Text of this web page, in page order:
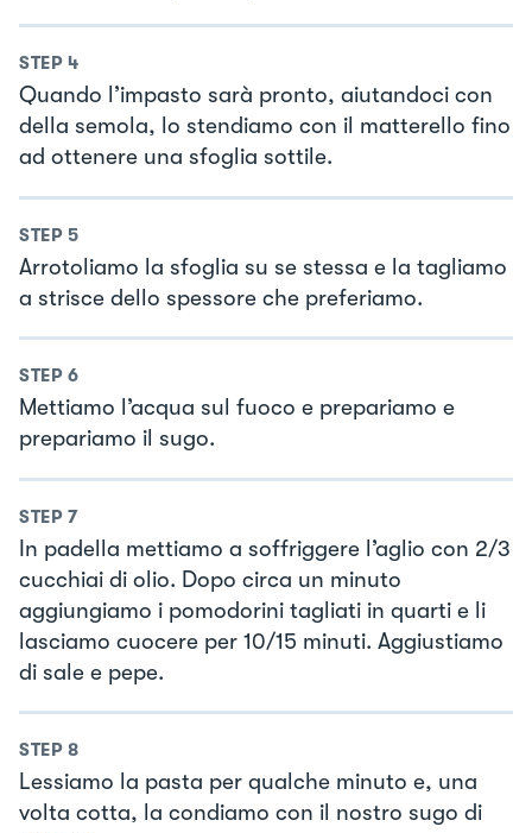
STEP 4
Quando l’impasto sarà pronto, aiutandoci con
della semola, lo stendiamo con il matterello fino
ad ottenere una sfoglia sottile.
STEP 5
Arrotoliamo la sfoglia su se stessa e la tagliamo
a strisce dello spessore che preferiamo.
STEP 6
Mettiamo l’acqua sul fuoco e prepariamo e
prepariamo il sugo.
STEP 7
In padella mettiamo a soffriggere l’aglio con 2/3
cucchiai di olio. Dopo circa un minuto
aggiungiamo i pomodorini tagliati in quarti e li
lasciamo cuocere per 10/15 minuti. Aggiustiamo
di sale e pepe.
STEP 8
Lessiamo la pasta per qualche minuto e, una
volta cotta, la condiamo con il nostro sugo di